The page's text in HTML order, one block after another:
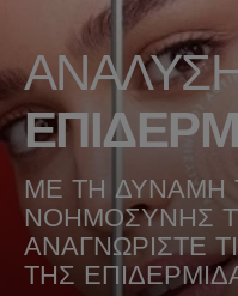
ΜΕ ΤΗ ΔΥΝΑΜΗ
ΝΟΗΜΟΣΥΝΗΣ
ΑΝΑΓΝΩΡΙΣΤΕ
ΤΗΣ